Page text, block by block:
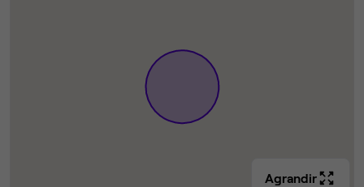
Agrandir